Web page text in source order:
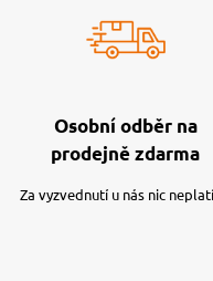
Osobní odběr na
prodejně zdarma
Za vyzvednutí u nás nic